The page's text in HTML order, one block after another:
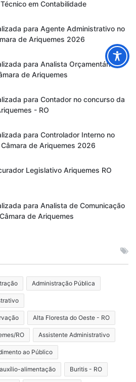
em Contabilidade
para Agente Administrativo no
de Ariquemes 2026
para Analista Orçamentário e
de Ariquemes
para Contador no concurso da
- RO
para Controlador Interno no
de Ariquemes 2026
Legislativo Ariquemes RO
para Analista de Comunicação
de Ariquemes
Administração Pública
Alta Floresta do Oeste - RO
RO Assistente Administrativo
ao Público
auxílio-alimentação Buritis - RO